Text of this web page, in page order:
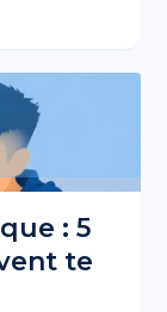
: 5
te